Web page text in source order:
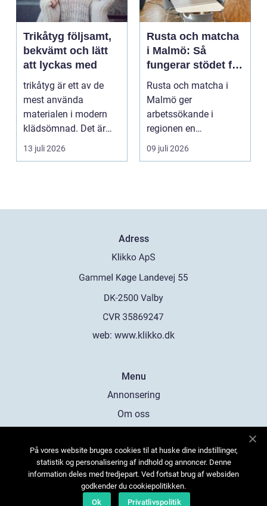
Trikåtyg följsamt,
bekvämt och lätt
att lyckas med
trikåtyg är ett av de
mest använda
materialen i modern
klädsömnad. Det är
mjukt, elastiskt och
formb...
13 juli 2026
Rusta och matcha
i Malmö: Så
fungerar stödet för
dig som söker
jobb
Rusta och matcha i
Malmö ger
arbetssökande i
regionen en
strukturerad och
personlig vä...
09 juli 2026
Adress
web: www.klikko.dk
Menu
Annonsering
Om oss
Kontakta oss
Sitemap
På vores website bruges cookies til at huske dine indstillinger,
statistik og personalisering af indhold og annoncer. Denne
information deles med tredjepart. Ved fortsat brug af websiden
godkender du cookiepolitikken.
Ok
Privatlivspolitik